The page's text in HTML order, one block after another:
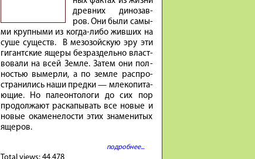
древ­них ди­но­зав­
ров. Они бы­ли са­мы­
ми круп­ны­ми из ко­гда-либо жив­ших на
су­ше су­ществ. В ме­зо­зой­скую эру эти
ги­гант­ские яще­ры без­раз­дель­но власт­
во­ва­ли на всей Зем­ле. За­тем они пол­
но­стью вы­мер­ли, а по зем­ле рас­про­
стра­ни­лись на­ши пред­ки — мле­ко­пи­та­
ю­щие. Но па­ле­он­то­ло­ги до сих пор
про­дол­жа­ют рас­ка­пы­вать все но­вые и
но­вые ока­мене­ло­сти этих зна­ме­ни­тых
яще­ров.
подробнее...